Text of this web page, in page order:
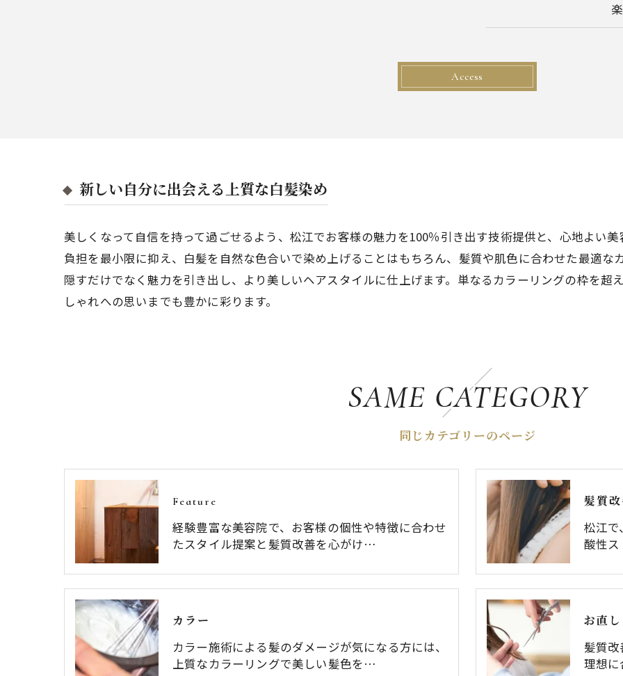
Access
新しい自分に出会える上質な白髪染め
美しくなって自信を持って過ごせるよう、松江でお客様の魅力を100％引き出す技術提供と、心地よい
負担を最小限に抑え、白髪を自然な色合いで染め上げることはもちろん、髪質や肌色に合わせた最適な
隠すだけでなく魅力を引き出し、より美しいヘアスタイルに仕上げます。単なるカラーリングの枠を超
しゃれへの思いまでも豊かに彩ります。
同じカテゴリーのページ
SAME CATEGORY
Feature
経験豊富な美容院で、お客様の個性や特徴に合わせ
たスタイル提案と髪質改善を心がけ…
髪質
松江
酸性
カラー
カラー施術による髪のダメージが気になる方には、
上質なカラーリングで美しい髪色を…
お直し
髪質
理想